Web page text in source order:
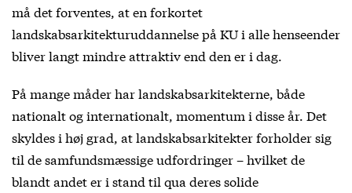
må det forventes, at en forkortet
landskabsarkitekturuddannelse på KU i alle henseender
bliver langt mindre attraktiv end den er i dag.
På mange måder har landskabsarkitekterne, både
nationalt og internationalt, momentum i disse år. Det
skyldes i høj grad, at landskabsarkitekter forholder sig
til de samfundsmæssige udfordringer – hvilket de
blandt andet er i stand til qua deres solide